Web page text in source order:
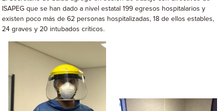
ISAPEG que se han dado a nivel estatal 199 egresos hospitalarios y
existen poco más de 62 personas hospitalizadas, 18 de ellos estables,
24 graves y 20 intubados críticos.